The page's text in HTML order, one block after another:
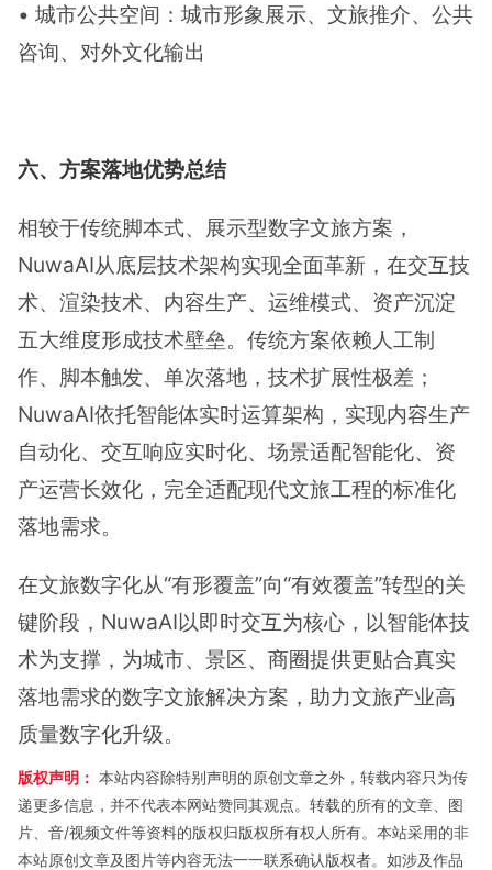
• 城市公共空间：城市形象展示、文旅推介、公共
咨询、对外文化输出
六、方案落地优势总结
相较于传统脚本式、展示型数字文旅方案，
NuwaAI从底层技术架构实现全面革新，在交互技
术、渲染技术、内容生产、运维模式、资产沉淀
五大维度形成技术壁垒。传统方案依赖人工制
作、脚本触发、单次落地，技术扩展性极差；
NuwaAI依托智能体实时运算架构，实现内容生产
自动化、交互响应实时化、场景适配智能化、资
产运营长效化，完全适配现代文旅工程的标准化
落地需求。
在文旅数字化从“有形覆盖”向“有效覆盖”转型的关
键阶段，NuwaAI以即时交互为核心，以智能体技
术为支撑，为城市、景区、商圈提供更贴合真实
落地需求的数字文旅解决方案，助力文旅产业高
质量数字化升级。
版权声明： 本站内容除特别声明的原创文章之外，转载内容只为传
递更多信息，并不代表本网站赞同其观点。转载的所有的文章、图
片、音/视频文件等资料的版权归版权所有权人所有。本站采用的非
本站原创文章及图片等内容无法一一联系确认版权者。如涉及作品